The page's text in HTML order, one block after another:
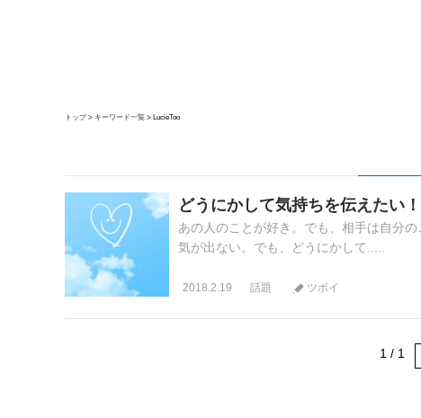
トップ キーワード一覧 LucieToo
どうにかして気持ちを伝えたい
あの人のことが好き。でも、相手は自分
気が出ない。でも、どうにかして.....
2018.2.19 話題 ツボイ
1 / 1